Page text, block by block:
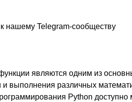
нашему Telegram-сообществу
являются одним из
и выполнения различных
Python